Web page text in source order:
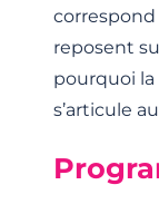
correspond
reposent
pourquoi
s’articule